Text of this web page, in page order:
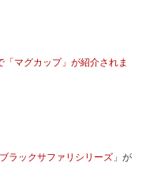
マグカップ」が紹介されま
ブラックサファリシリーズ 」が